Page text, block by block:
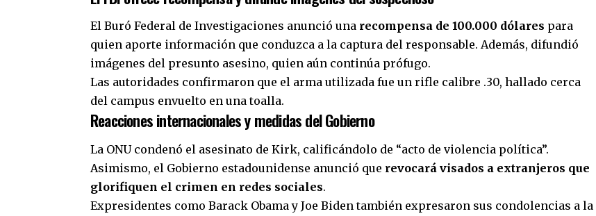
El Buró Federal de Investigaciones anunció una recompensa de 100.000 dólares para
quien aporte información que conduzca a la captura del responsable. Además, difundió
imágenes del presunto asesino, quien aún continúa prófugo.
Las autoridades confirmaron que el arma utilizada fue un rifle calibre .30, hallado cerca
del campus envuelto en una toalla.
Reacciones internacionales y medidas del Gobierno
La ONU condenó el asesinato de Kirk, calificándolo de “acto de violencia política”.
Asimismo, el Gobierno estadounidense anunció que revocará visados a extranjeros que
glorifiquen el crimen en redes sociales.
Expresidentes como Barack Obama y Joe Biden también expresaron sus condolencias a la